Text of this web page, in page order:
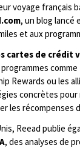
voyage français
, un blog lancé
et aux
cartes de crédit
Rewards ou les
concrètes pour
les récompenses
Reead publie
, des analyses de